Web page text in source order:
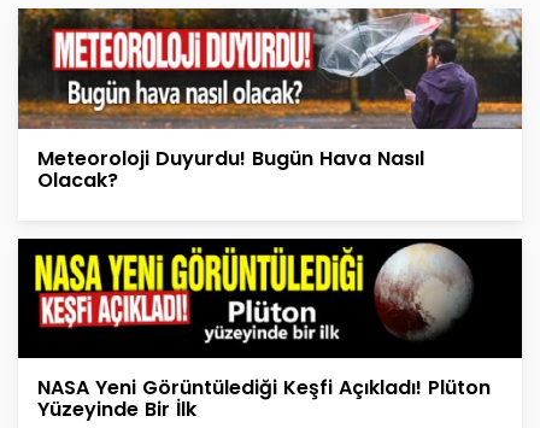
Meteoroloji Duyurdu! Bugün Hava Nasıl
Olacak?
NASA Yeni Görüntülediği Keşfi Açıkladı! Plüton
Yüzeyinde Bir İlk